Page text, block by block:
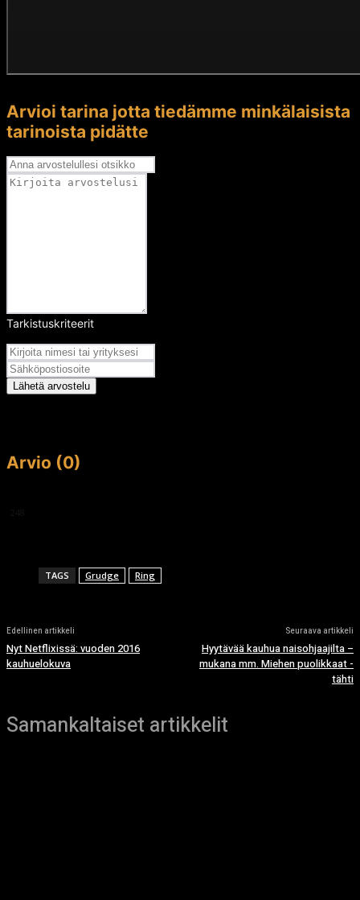
Arvioi tarina jotta tiedämme minkälaisista
tarinoista pidätte
Tarkistuskriteerit
Lähetä arvostelu
Arvio (0)
TAGS Grudge Ring
Edellinen artikkeli
Nyt Netflixissä: vuoden 2016
kauhuelokuva
Seuraava artikkeli
Hyytävää kauhua naisohjaajilta –
mukana mm. Miehen puolikkaat -
tähti
Samankaltaiset artikkelit